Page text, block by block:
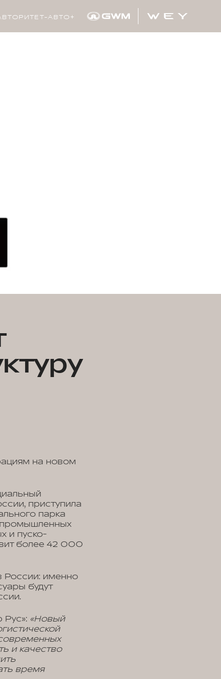
АВТО+
на новом
приступила
парка
промышленных
и пуско-
более 42 000
России: именно
будут
«Новый
и качество
время